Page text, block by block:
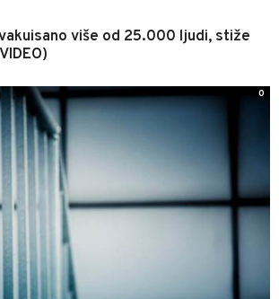
više od 25.000 ljudi, stiže
0